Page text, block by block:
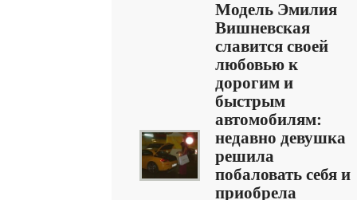
Модель Эмилия
Вишневская
славится своей
любовью к
дорогим и
быстрым
автомобилям:
недавно девушка
решила
побаловать себя и
приобрела